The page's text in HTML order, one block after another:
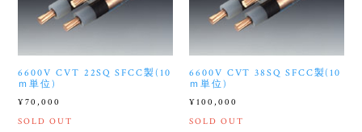
6600V CVT 22SQ SFCC製(10
ｍ単位)
¥70,000
SOLD OUT
6600V CVT 38SQ SFCC製(10
ｍ単位)
¥100,000
SOLD OUT